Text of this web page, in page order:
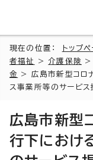
現在の位置： トップ
者福祉
> 介護保険 >
金 > 広島市新型コロ
ス事業所等のサービ
広島市新型
行下におけ